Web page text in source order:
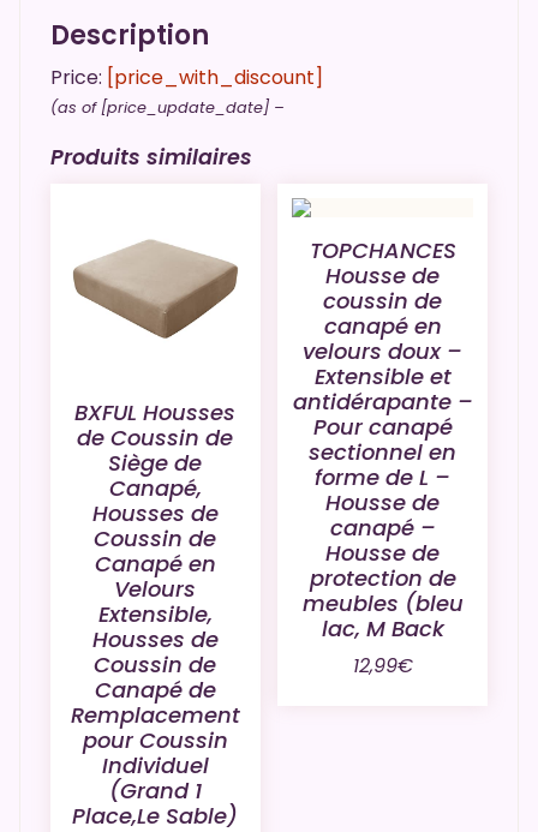
Description
Price: [price_with_discount]
(as of [price_update_date] –
Produits similaires
BXFUL Housses
de Coussin de
Siège de
Canapé,
Housses de
Coussin de
Canapé en
Velours
Extensible,
Housses de
Coussin de
Canapé de
Remplacement
pour Coussin
Individuel
(Grand 1
Place,Le Sable)
TOPCHANCES
Housse de
coussin de
canapé en
velours doux –
Extensible et
antidérapante –
Pour canapé
sectionnel en
forme de L –
Housse de
canapé –
Housse de
protection de
meubles (bleu
lac, M Back
12,99€